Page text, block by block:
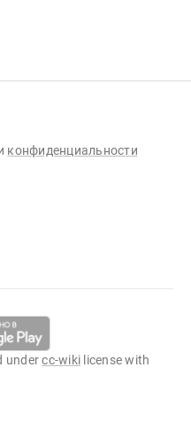
конфиденциальности
undercc-wiki license with